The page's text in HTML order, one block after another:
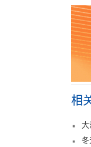
相
大
冬